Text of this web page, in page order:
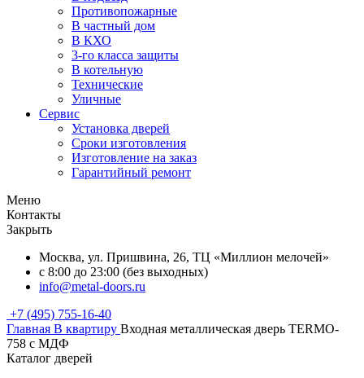
Противопожарные
В частный дом
В КХО
3-го класса защиты
В котельную
Технические
Уличные
Сервис
Установка дверей
Сроки изготовления
Изготовление на заказ
Гарантийный ремонт
Меню
Контакты
Закрыть
Москва, ул. Пришвина, 26, ТЦ «Миллион мелочей»
с 8:00 до 23:00 (без выходных)
info@metal-doors.ru
+7 (495) 755-16-40
Главная В квартиру Входная металлическая дверь TERMO-
758 с МДФ
Каталог дверей